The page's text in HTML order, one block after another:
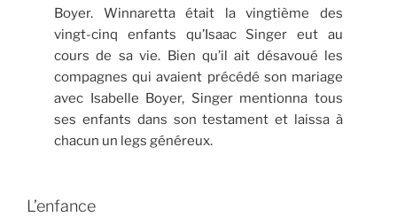
Boyer. Winnaretta était la vingtième des
vingt-cinq enfants qu’Isaac Singer eut au
cours de sa vie. Bien qu’il ait désavoué les
compagnes qui avaient précédé son mariage
avec Isabelle Boyer, Singer mentionna tous
ses enfants dans son testament et laissa à
chacun un legs généreux.
L’enfance